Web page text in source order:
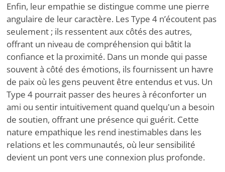
Enfin, leur empathie se distingue comme une pierre
angulaire de leur caractère. Les Type 4 n’écoutent pas
seulement ; ils ressentent aux côtés des autres,
offrant un niveau de compréhension qui bâtit la
confiance et la proximité. Dans un monde qui passe
souvent à côté des émotions, ils fournissent un havre
de paix où les gens peuvent être entendus et vus. Un
Type 4 pourrait passer des heures à réconforter un
ami ou sentir intuitivement quand quelqu'un a besoin
de soutien, offrant une présence qui guérit. Cette
nature empathique les rend inestimables dans les
relations et les communautés, où leur sensibilité
devient un pont vers une connexion plus profonde.